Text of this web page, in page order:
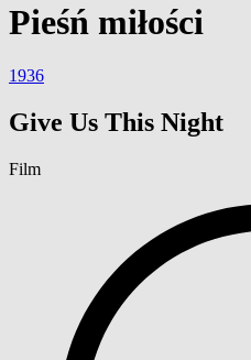
Pieśń miłości
1936
Give Us This Night
Film